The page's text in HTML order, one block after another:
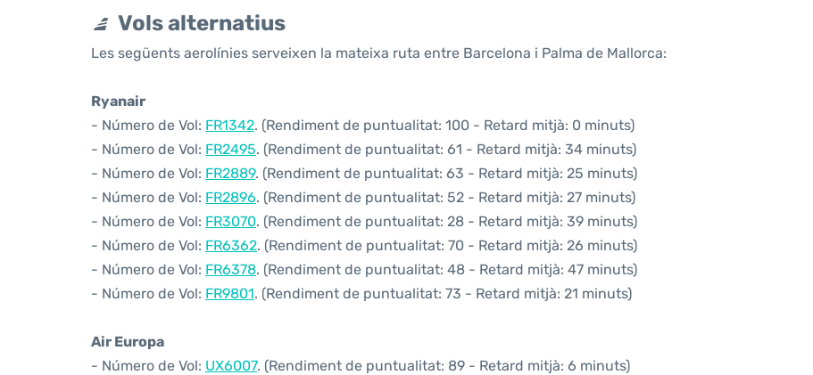
Vols alternatius
Les següents aerolínies serveixen la mateixa ruta entre Barcelona i Palma de Mallorca:
Ryanair
- Número de Vol: FR1342. (Rendiment de puntualitat: 100 - Retard mitjà: 0 minuts)
- Número de Vol: FR2495. (Rendiment de puntualitat: 61 - Retard mitjà: 34 minuts)
- Número de Vol: FR2889. (Rendiment de puntualitat: 63 - Retard mitjà: 25 minuts)
- Número de Vol: FR2896. (Rendiment de puntualitat: 52 - Retard mitjà: 27 minuts)
- Número de Vol: FR3070. (Rendiment de puntualitat: 28 - Retard mitjà: 39 minuts)
- Número de Vol: FR6362. (Rendiment de puntualitat: 70 - Retard mitjà: 26 minuts)
- Número de Vol: FR6378. (Rendiment de puntualitat: 48 - Retard mitjà: 47 minuts)
- Número de Vol: FR9801. (Rendiment de puntualitat: 73 - Retard mitjà: 21 minuts)
Air Europa
- Número de Vol: UX6007. (Rendiment de puntualitat: 89 - Retard mitjà: 6 minuts)